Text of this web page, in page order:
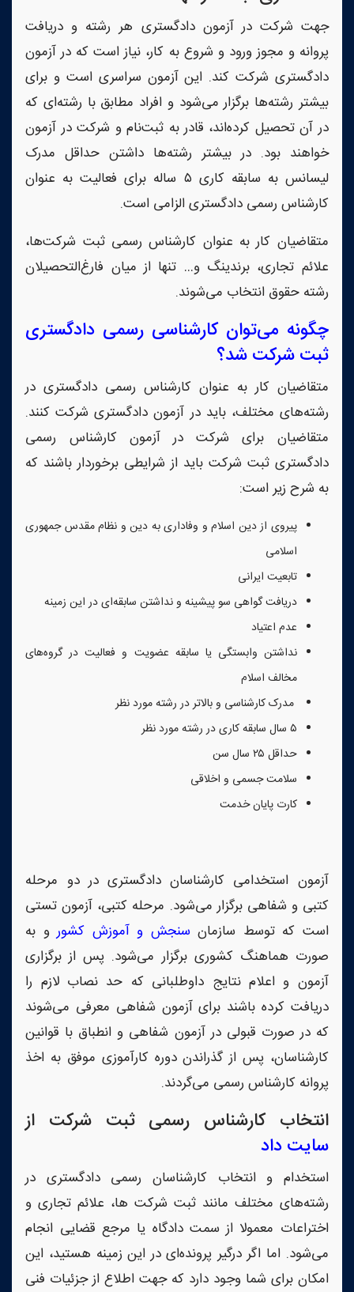
جهت شرکت در آزمون دادگستری هر رشته و دریافت
پروانه و مجوز ورود و شروع به کار، نیاز است که در آزمون
دادگستری شرکت کند. این آزمون سراسری است و برای
بیشتر رشته‌ها برگزار می‌شود و افراد مطابق با رشته‌ای که
در آن تحصیل کرده‌اند، قادر به ثبت‌نام و شرکت در آزمون
خواهند بود. در بیشتر رشته‌ها داشتن حداقل مدرک
لیسانس به سابقه کاری ۵ ساله برای فعالیت به عنوان
کارشناس رسمی دادگستری الزامی است.
متقاضیان کار به عنوان کارشناس رسمی ثبت شرکت‌ها،
علائم تجاری، برندینگ و… تنها از میان فارغ‌التحصیلان
رشته حقوق انتخاب می‌شوند.
چگونه می‌توان کارشناسی رسمی دادگستری
ثبت شرکت شد؟
متقاضیان کار به عنوان کارشناس رسمی دادگستری در
رشته‌های مختلف، باید در آزمون دادگستری شرکت کنند.
متقاضیان برای شرکت در آزمون کارشناس رسمی
دادگستری ثبت شرکت باید از شرایطی برخوردار باشند که
به شرح زیر است:
پیروی از دین اسلام و وفاداری به دین و نظام مقدس جمهوری
اسلامی
تابعیت ایرانی
دریافت گواهی سو پیشینه و نداشتن سابقه‌ای در این زمینه
عدم اعتیاد
نداشتن وابستگی یا سابقه عضویت و فعالیت در گروه‌های
مخالف اسلام
مدرک کارشناسی و بالاتر در رشته مورد نظر
۵ سال سابقه کاری در رشته مورد نظر
حداقل ۲۵ سال سن
سلامت جسمی و اخلاقی
کارت پایان خدمت
آزمون استخدامی کارشناسان دادگستری در دو مرحله
کتبی و شفاهی برگزار می‌شود. مرحله کتبی، آزمون تستی
است که توسط سازمانسنجش و آموزش کشورو به
صورت هماهنگ کشوری برگزار می‌شود. پس از برگزاری
آزمون و اعلام نتایج داوطلبانی که حد نصاب لازم را
دریافت کرده باشند برای آزمون شفاهی معرفی می‌شوند
که در صورت قبولی در آزمون شفاهی و انطباق با قوانین
کارشناسان، پس از گذراندن دوره کارآموزی موفق به اخذ
پروانه کارشناس رسمی می‌گردند.
انتخاب کارشناس رسمی ثبت شرکت از
سایت داد
استخدام و انتخاب کارشناسان رسمی دادگستری در
رشته‌های مختلف مانند ثبت شرکت ها، علائم تجاری و
اختراعات معمولا از سمت دادگاه یا مرجع قضایی انجام
می‌شود. اما اگر درگیر پرونده‌ای در این زمینه هستید، این
امکان برای شما وجود دارد که جهت اطلاع از جزئیات فنی